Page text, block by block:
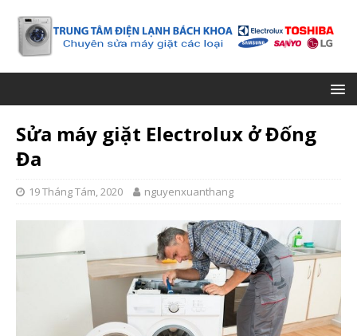
Sửa máy giặt Electrolux ở Đống
Đa
19 Tháng Tám, 2020 nguyenxuanthang